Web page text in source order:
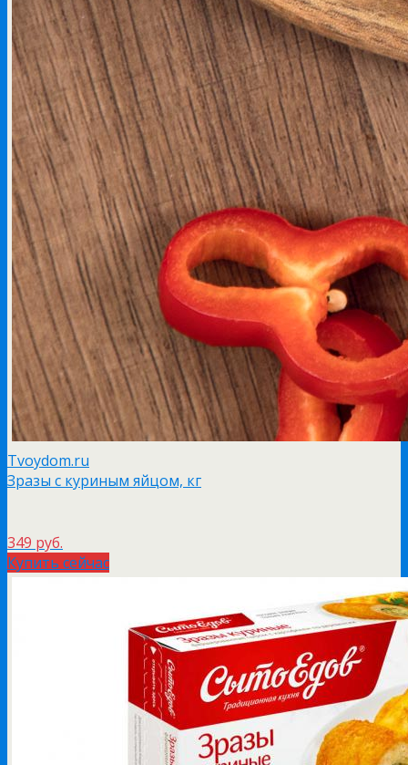
Tvoydom.ru
Зразы с куриным яйцом, кг
349 руб.
Купить сейчас